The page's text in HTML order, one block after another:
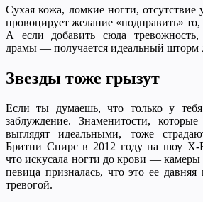
Сухая кожа, ломкие ногти,
провоцирует желание «подправить» то,
А если добавить сюда
драмы — получается идеальный шторм
Звезды тоже грызут
Если ты думаешь, что только у
заблуждение. Знаменитости,
выглядят идеальными, тоже
Бритни Спирс в 2012 году на шоу X-
что искусала ногти до крови —
певица призналась, что это ее давняя
тревогой.